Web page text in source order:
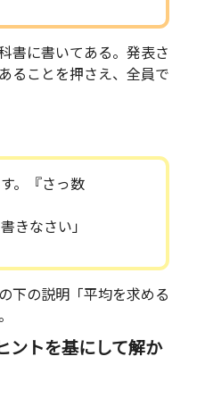
書に書いてある。発表さ
ることを押さえ、全員で
。『さっ数
きなさい」
下の説明「平均を求める
トを基にして解か